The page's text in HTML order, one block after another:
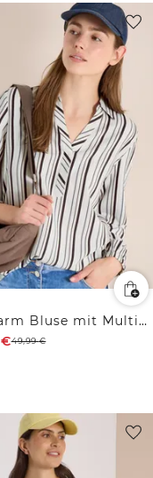
Langarm Bluse mit Multicolor Streifen
€49,99€